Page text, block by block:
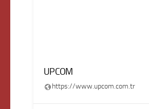
UPCOM
https://www.upcom.com.tr